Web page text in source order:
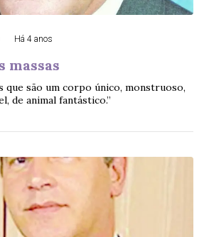
Há 4 anos
massas
que são um corpo único, monstruoso,
de animal fantástico.”